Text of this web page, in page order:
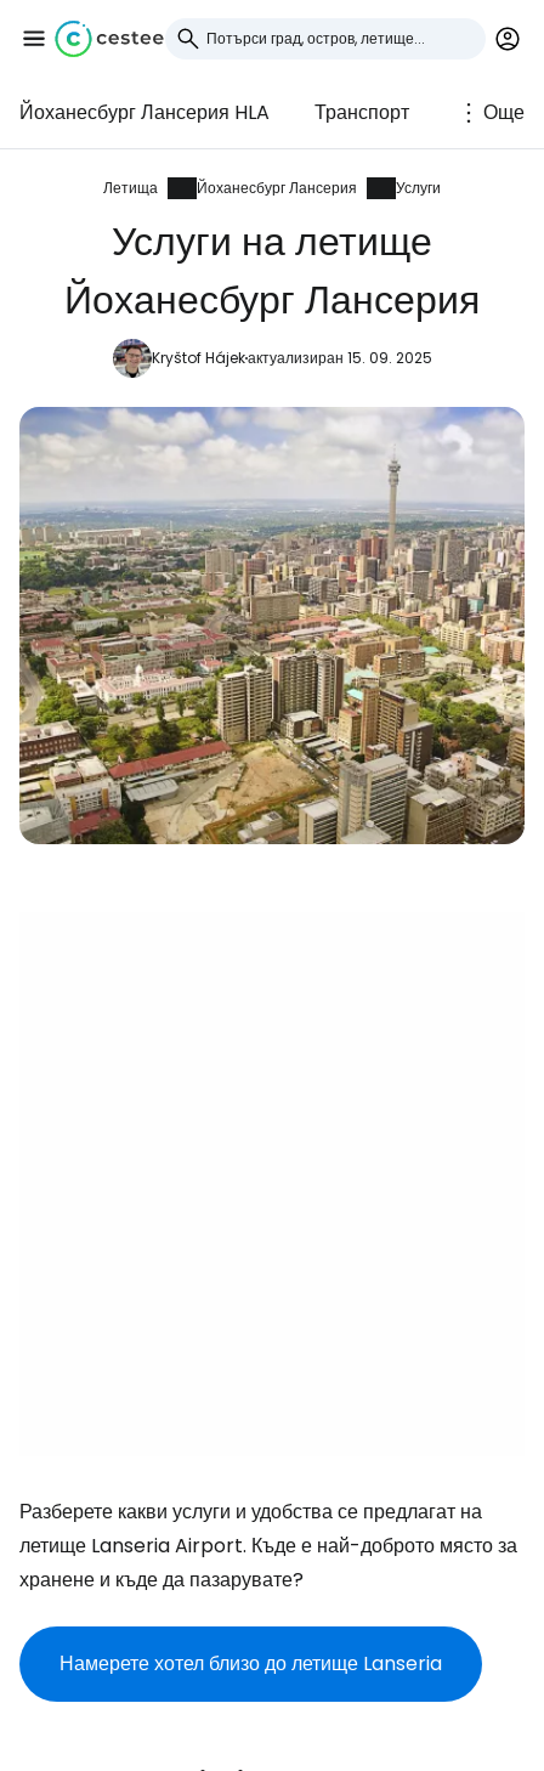
Йоханесбург Лансерия HLA Транспорт Още
Летища Йоханесбург Лансерия Услуги
Услуги на летище
Йоханесбург Лансерия
Kryštof Hájekактуализиран 15. 09. 2025
Разберете какви услуги и удобства се предлагат на
летище Lanseria Airport. Къде е най-доброто място за
хранене и къде да пазарувате?
Намерете хотел близо до летище Lanseria
Влезте в Cestee
... световната общност на туристите
Продължете с Google
Продължете с Facebook